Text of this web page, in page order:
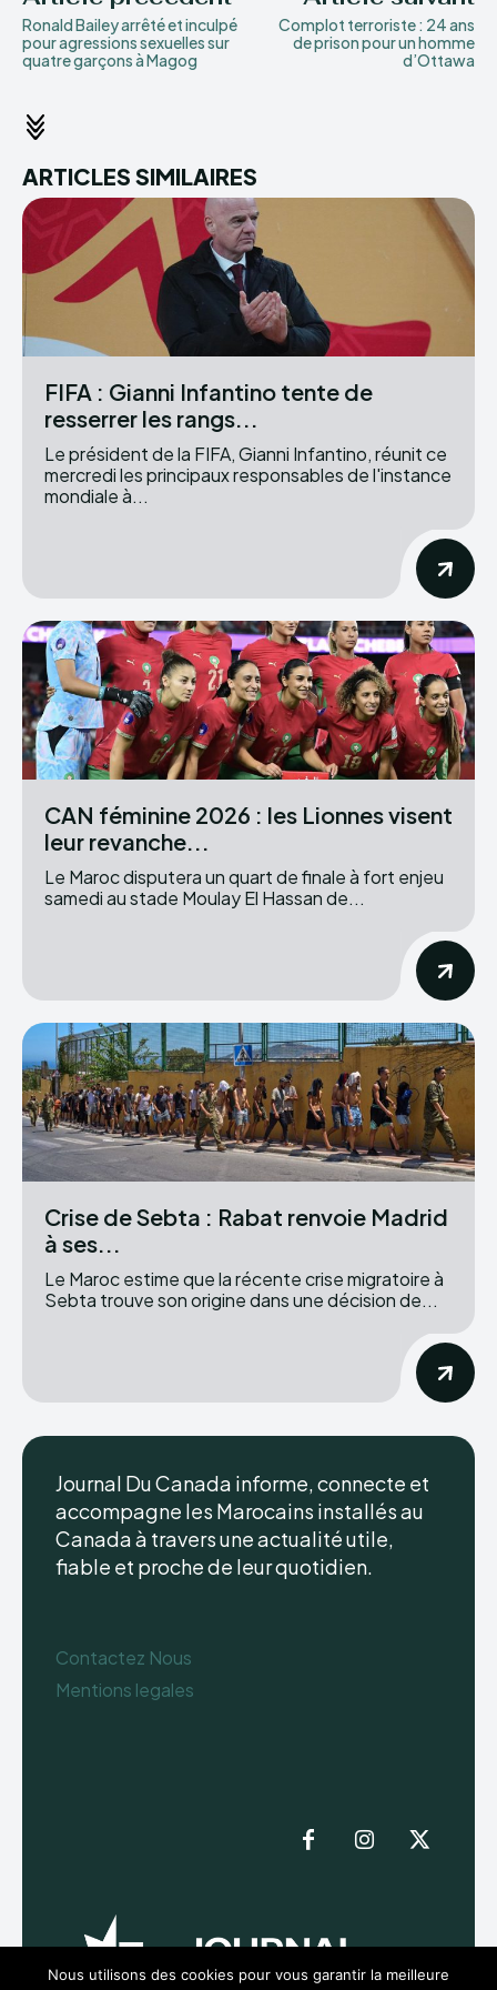
Ronald Bailey arrêté et inculpé
pour agressions sexuelles sur
quatre garçons à Magog
Complot terroriste : 24 ans
de prison pour un homme
d’Ottawa
ARTICLES SIMILAIRES
FIFA : Gianni Infantino tente de
resserrer les rangs...
Le président de la FIFA, Gianni Infantino, réunit ce
mercredi les principaux responsables de l'instance
mondiale à...
CAN féminine 2026 : les Lionnes visent
leur revanche...
Le Maroc disputera un quart de finale à fort enjeu
samedi au stade Moulay El Hassan de...
Crise de Sebta : Rabat renvoie Madrid
à ses...
Le Maroc estime que la récente crise migratoire à
Sebta trouve son origine dans une décision de...
Journal Du Canada informe, connecte et
accompagne les Marocains installés au
Canada à travers une actualité utile,
fiable et proche de leur quotidien.
Contactez Nous
Mentions legales
Nous utilisons des cookies pour vous garantir la meilleure